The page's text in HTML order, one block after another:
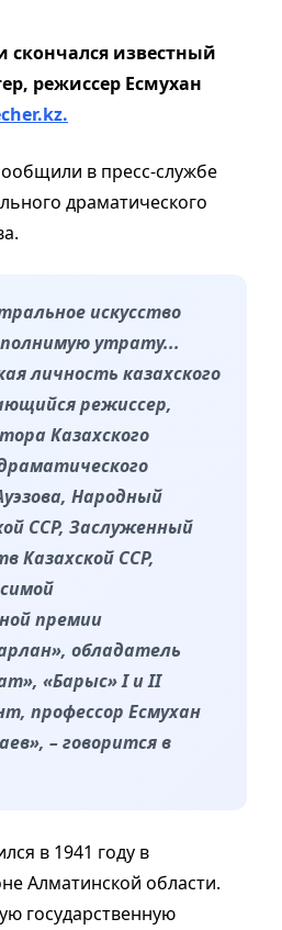
скончался известный
режиссер Есмухан
в пресс-службе
драматического
искусство
утрату...
личность казахского
режиссер,
Казахского
Народный
ССР, Заслуженный
Казахской ССР,
премии
обладатель
«Барыс» І и ІІ
профессор Есмухан
– говорится в
в 1941 году в
Алматинской области.
государственную